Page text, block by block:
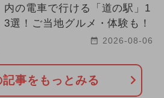
内の電車で行ける「道の駅」1
3選！ご当地グルメ・体験も！
2026-08-06
事をもっとみる